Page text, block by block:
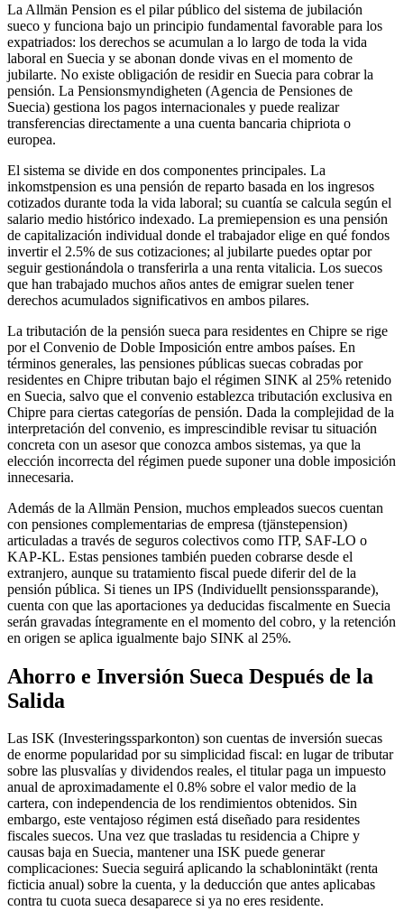
La Allmän Pension es el pilar público del sistema de jubilación
sueco y funciona bajo un principio fundamental favorable para los
expatriados: los derechos se acumulan a lo largo de toda la vida
laboral en Suecia y se abonan donde vivas en el momento de
jubilarte. No existe obligación de residir en Suecia para cobrar la
pensión. La Pensionsmyndigheten (Agencia de Pensiones de
Suecia) gestiona los pagos internacionales y puede realizar
transferencias directamente a una cuenta bancaria chipriota o
europea.
El sistema se divide en dos componentes principales. La
inkomstpension es una pensión de reparto basada en los ingresos
cotizados durante toda la vida laboral; su cuantía se calcula según el
salario medio histórico indexado. La premiepension es una pensión
de capitalización individual donde el trabajador elige en qué fondos
invertir el 2.5% de sus cotizaciones; al jubilarte puedes optar por
seguir gestionándola o transferirla a una renta vitalicia. Los suecos
que han trabajado muchos años antes de emigrar suelen tener
derechos acumulados significativos en ambos pilares.
La tributación de la pensión sueca para residentes en Chipre se rige
por el Convenio de Doble Imposición entre ambos países. En
términos generales, las pensiones públicas suecas cobradas por
residentes en Chipre tributan bajo el régimen SINK al 25% retenido
en Suecia, salvo que el convenio establezca tributación exclusiva en
Chipre para ciertas categorías de pensión. Dada la complejidad de la
interpretación del convenio, es imprescindible revisar tu situación
concreta con un asesor que conozca ambos sistemas, ya que la
elección incorrecta del régimen puede suponer una doble imposición
innecesaria.
Además de la Allmän Pension, muchos empleados suecos cuentan
con pensiones complementarias de empresa (tjänstepension)
articuladas a través de seguros colectivos como ITP, SAF-LO o
KAP-KL. Estas pensiones también pueden cobrarse desde el
extranjero, aunque su tratamiento fiscal puede diferir del de la
pensión pública. Si tienes un IPS (Individuellt pensionssparande),
cuenta con que las aportaciones ya deducidas fiscalmente en Suecia
serán gravadas íntegramente en el momento del cobro, y la retención
en origen se aplica igualmente bajo SINK al 25%.
Ahorro e Inversión Sueca Después de la
Salida
Las ISK (Investeringssparkonton) son cuentas de inversión suecas
de enorme popularidad por su simplicidad fiscal: en lugar de tributar
sobre las plusvalías y dividendos reales, el titular paga un impuesto
anual de aproximadamente el 0.8% sobre el valor medio de la
cartera, con independencia de los rendimientos obtenidos. Sin
embargo, este ventajoso régimen está diseñado para residentes
fiscales suecos. Una vez que trasladas tu residencia a Chipre y
causas baja en Suecia, mantener una ISK puede generar
complicaciones: Suecia seguirá aplicando la schablonintäkt (renta
ficticia anual) sobre la cuenta, y la deducción que antes aplicabas
contra tu cuota sueca desaparece si ya no eres residente.